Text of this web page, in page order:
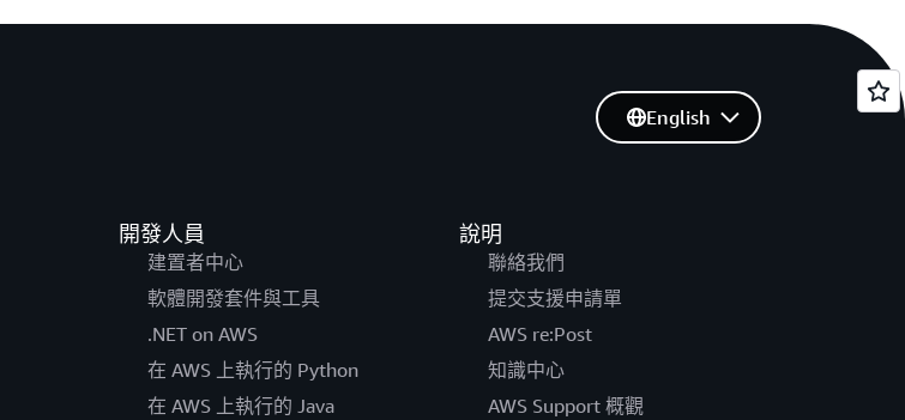
開發人員
建置者中心
軟體開發套件與工具
.NET on AWS
在 AWS 上執行的 Python
在 AWS 上執行的 Java
說明
聯絡我們
提交支援申請單
AWS re:Post
知識中心
AWS Support 概觀
English